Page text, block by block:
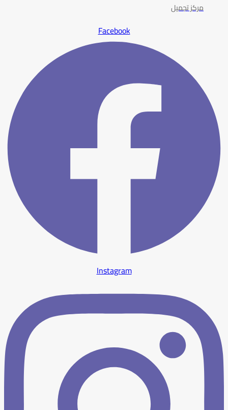
مركز تجميل
Facebook
Instagram